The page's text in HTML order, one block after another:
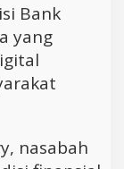
Bank
yang
nasabah